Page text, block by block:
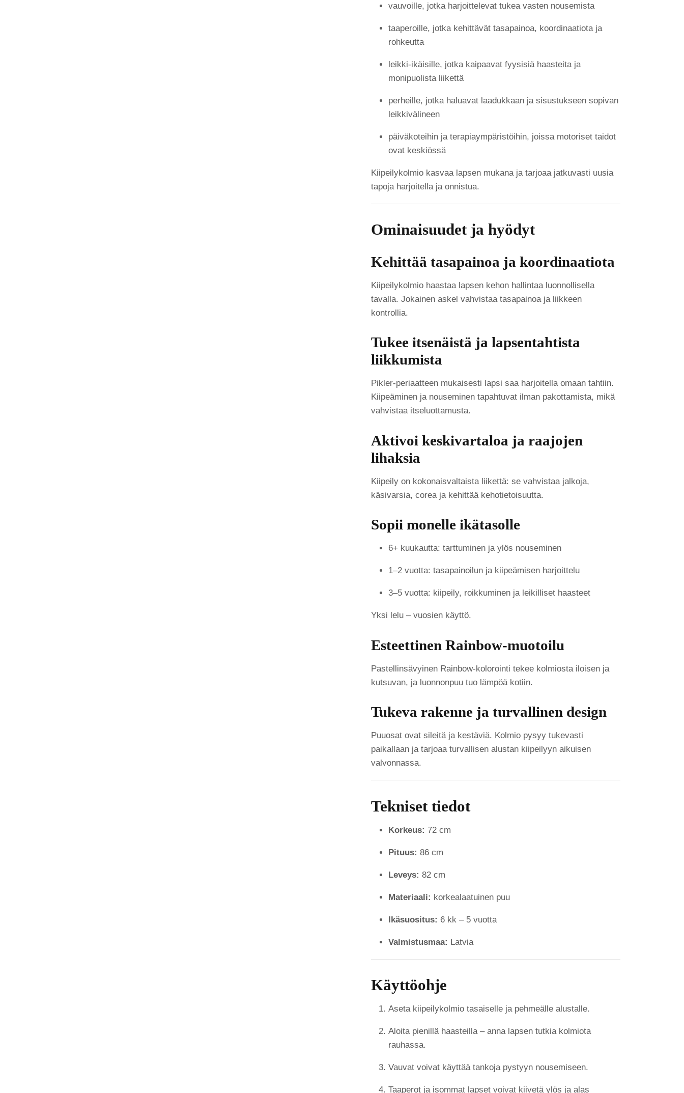
vauvoille, jotka harjoittelevat tukea vasten nousemista
taaperoille, jotka kehittävät tasapainoa, koordinaatiota ja
rohkeutta
leikki-ikäisille, jotka kaipaavat fyysisiä haasteita ja
monipuolista liikettä
perheille, jotka haluavat laadukkaan ja sisustukseen sopivan
leikkivälineen
päiväkoteihin ja terapiaympäristöihin, joissa motoriset taidot
ovat keskiössä
Kiipeilykolmio kasvaa lapsen mukana ja tarjoaa jatkuvasti uusia
tapoja harjoitella ja onnistua.
Ominaisuudet ja hyödyt
Kehittää tasapainoa ja koordinaatiota
Kiipeilykolmio haastaa lapsen kehon hallintaa luonnollisella
tavalla. Jokainen askel vahvistaa tasapainoa ja liikkeen
kontrollia.
Tukee itsenäistä ja lapsentahtista
liikkumista
Pikler-periaatteen mukaisesti lapsi saa harjoitella omaan tahtiin.
Kiipeäminen ja nouseminen tapahtuvat ilman pakottamista, mikä
vahvistaa itseluottamusta.
Aktivoi keskivartaloa ja raajojen
lihaksia
Kiipeily on kokonaisvaltaista liikettä: se vahvistaa jalkoja,
käsivarsia, corea ja kehittää kehotietoisuutta.
Sopii monelle ikätasolle
6+ kuukautta: tarttuminen ja ylös nouseminen
1–2 vuotta: tasapainoilun ja kiipeämisen harjoittelu
3–5 vuotta: kiipeily, roikkuminen ja leikilliset haasteet
Yksi lelu – vuosien käyttö.
Esteettinen Rainbow-muotoilu
Pastellinsävyinen Rainbow-kolorointi tekee kolmiosta iloisen ja
kutsuvan, ja luonnonpuu tuo lämpöä kotiin.
Tukeva rakenne ja turvallinen design
Puuosat ovat sileitä ja kestäviä. Kolmio pysyy tukevasti
paikallaan ja tarjoaa turvallisen alustan kiipeilyyn aikuisen
valvonnassa.
Tekniset tiedot
Korkeus: 72 cm
Pituus: 86 cm
Leveys: 82 cm
Materiaali: korkealaatuinen puu
Ikäsuositus: 6 kk – 5 vuotta
Valmistusmaa: Latvia
Käyttöohje
Aseta kiipeilykolmio tasaiselle ja pehmeälle alustalle.
Aloita pienillä haasteilla – anna lapsen tutkia kolmiota
rauhassa.
Vauvat voivat käyttää tankoja pystyyn nousemiseen.
Taaperot ja isommat lapset voivat kiivetä ylös ja alas